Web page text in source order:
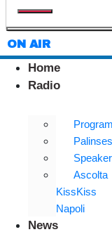
ON AIR
Home
Radio
Speaker
Ascolta
KissKiss
Napoli
News